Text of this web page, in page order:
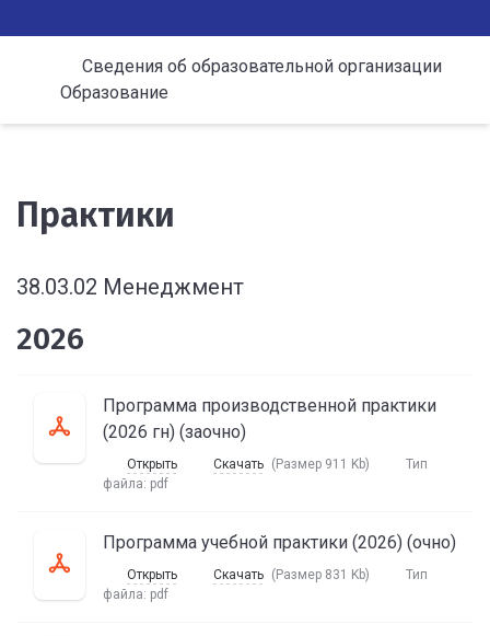
Сведения об образовательной организации
Образование
Практики
38.03.02 Менеджмент
2026
Программа производственной практики
(2026 гн) (заочно)
Открыть Скачать (Размер 911 Kb)
Тип
файла: pdf
Программа учебной практики (2026) (очно)
Открыть Скачать (Размер 831 Kb)
Тип
файла: pdf